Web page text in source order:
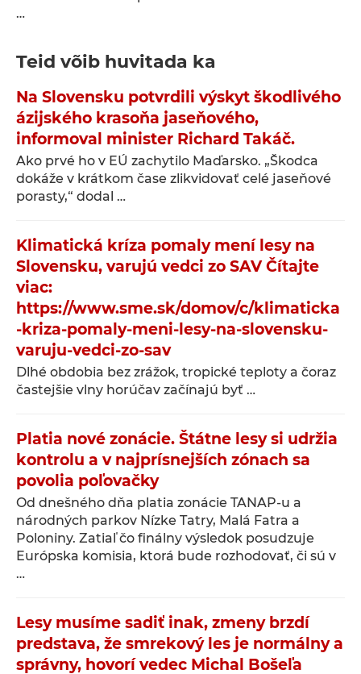
…
Teid võib huvitada ka
Na Slovensku potvrdili výskyt škodlivého
ázijského krasoňa jaseňového,
informoval minister Richard Takáč.
Ako prvé ho v EÚ zachytilo Maďarsko. „Škodca
dokáže v krátkom čase zlikvidovať celé jaseňové
porasty,“ dodal …
Klimatická kríza pomaly mení lesy na
Slovensku, varujú vedci zo SAV Čítajte
viac:
https://www.sme.sk/domov/c/klimaticka
-kriza-pomaly-meni-lesy-na-slovensku-
varuju-vedci-zo-sav
Dlhé obdobia bez zrážok, tropické teploty a čoraz
častejšie vlny horúčav začínajú byť …
Platia nové zonácie. Štátne lesy si udržia
kontrolu a v najprísnejších zónach sa
povolia poľovačky
Od dnešného dňa platia zonácie TANAP-u a
národných parkov Nízke Tatry, Malá Fatra a
Poloniny. Zatiaľ čo finálny výsledok posudzuje
Európska komisia, ktorá bude rozhodovať, či sú v
…
Lesy musíme sadiť inak, zmeny brzdí
predstava, že smrekový les je normálny a
správny, hovorí vedec Michal Bošeľa